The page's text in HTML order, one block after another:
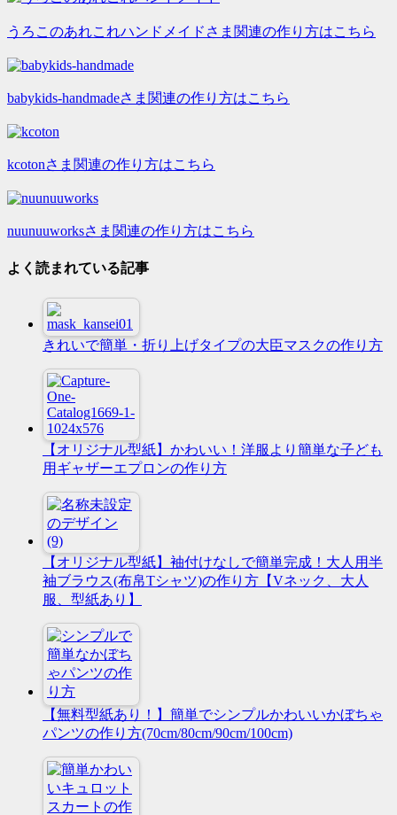
うろこのあれこれハンドメイドさま関連の作り方はこちら
babykids-handmadeさま関連の作り方はこちら
kcotonさま関連の作り方はこちら
nuunuuworksさま関連の作り方はこちら
よく読まれている記事
きれいで簡単・折り上げタイプの大臣マスクの作り方
【オリジナル型紙】かわいい！洋服より簡単な子ども
用ギャザーエプロンの作り方
【オリジナル型紙】袖付けなしで簡単完成！大人用半
袖ブラウス(布帛Tシャツ)の作り方【Vネック、大人
服、型紙あり】
【無料型紙あり！】簡単でシンプルかわいいかぼちゃ
パンツの作り方(70cm/80cm/90cm/100cm)